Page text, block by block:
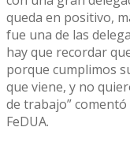
queda en positivo,
fue una de las
hay que recordar
porque cumplimos
que viene, y no
de trabajo”
FeDUA.